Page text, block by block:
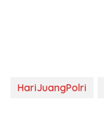
HariJuangPolri